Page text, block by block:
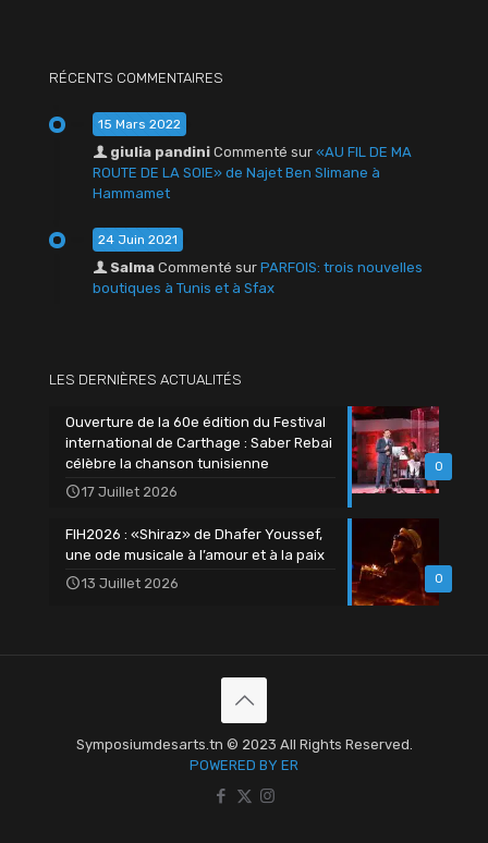
RÉCENTS COMMENTAIRES
15 Mars 2022
giulia pandini Commenté sur «AU FIL DE MA
ROUTE DE LA SOIE» de Najet Ben Slimane à
Hammamet
24 Juin 2021
Salma Commenté sur PARFOIS: trois nouvelles
boutiques à Tunis et à Sfax
LES DERNIÈRES ACTUALITÉS
0
Ouverture de la 60e édition du Festival
international de Carthage : Saber Rebai
célèbre la chanson tunisienne
17 Juillet 2026
0
FIH2026 : «Shiraz» de Dhafer Youssef,
une ode musicale à l’amour et à la paix
13 Juillet 2026
Symposiumdesarts.tn © 2023 All Rights Reserved.
POWERED BY ER